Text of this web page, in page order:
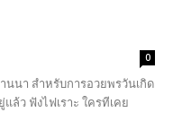
0
นนา สำหรับการอวยพรวันเกิด
ว ฟังไฟเราะ ใครทีเคย